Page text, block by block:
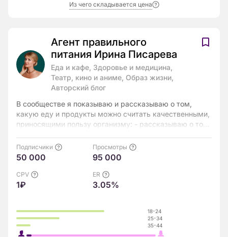
Из чего складывается цена
Агент правильного
питания Ирина Писарева
Еда и кафе, Здоровье и медицина,
Театр, кино и аниме, Образ жизни,
Авторский блог
В сообществе я показываю и рассказываю о том,
какую еду и продукты можно считать качественными,
приносящими пользу организму: - рассказываю о том,
полезные и свежие; - показываю как привить
привычку правильно питаться, на примерах разбирая
доверять? - Член национальной ассоциации
диетологов и нутрициологов. - Постоянный эксперт на
ресторанов. - Имею высшее медицинское
«Диетология». - Выпускница Французской школы
18-24
25-34
35-44
Подписчики
50 000
Просмотры
95 000
CPV
1₽
ER
3.05%